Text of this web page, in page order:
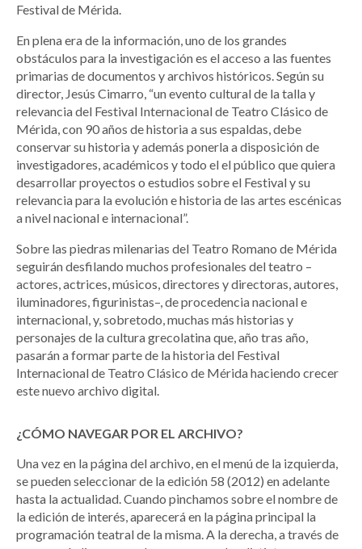
Festival de Mérida.
En plena era de la información, uno de los grandes
obstáculos para la investigación es el acceso a las fuentes
primarias de documentos y archivos históricos. Según su
director, Jesús Cimarro, “un evento cultural de la talla y
relevancia del Festival Internacional de Teatro Clásico de
Mérida, con 90 años de historia a sus espaldas, debe
conservar su historia y además ponerla a disposición de
investigadores, académicos y todo el el público que quiera
desarrollar proyectos o estudios sobre el Festival y su
relevancia para la evolución e historia de las artes escénicas
a nivel nacional e internacional”.
Sobre las piedras milenarias del Teatro Romano de Mérida
seguirán desfilando muchos profesionales del teatro –
actores, actrices, músicos, directores y directoras, autores,
iluminadores, figurinistas–, de procedencia nacional e
internacional, y, sobretodo, muchas más historias y
personajes de la cultura grecolatina que, año tras año,
pasarán a formar parte de la historia del Festival
Internacional de Teatro Clásico de Mérida haciendo crecer
este nuevo archivo digital.
¿CÓMO NAVEGAR POR EL ARCHIVO?
Una vez en la página del archivo, en el menú de la izquierda,
se pueden seleccionar de la edición 58 (2012) en adelante
hasta la actualidad. Cuando pinchamos sobre el nombre de
la edición de interés, aparecerá en la página principal la
programación teatral de la misma. A la derecha, a través de